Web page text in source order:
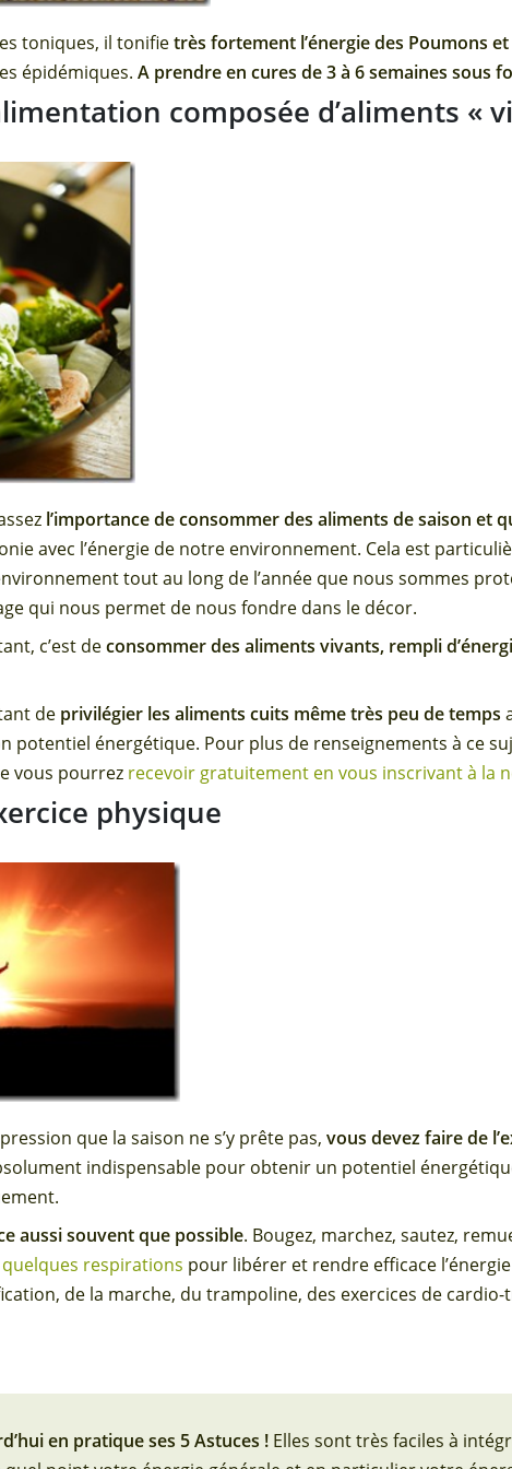
toniques, il tonifietrès fortement l’énergie des Poumons et
épidémiques.A prendre en cures de 3 à 6 semaines sous
composée d’aliments «
l’importance de consommer des aliments de saison et
avec l’énergie de notre environnement. Cela est
tout au long de l’année que nous sommes
qui nous permet de nous fondre dans le décor.
c’est deconsommer des aliments vivants, rempli
de privilégier les aliments cuits même très peu de temps
potentiel énergétique. Pour plus de renseignements à ce
vous pourrez recevoir gratuitement en vous inscrivant à la
physique
que la saison ne s’y prête pas,vous devez faire de
indispensable pour obtenir un potentiel
aussi souvent que possible. Bougez, marchez, sautez,
quelques respirations pour libérer et rendre efficace
de la marche, du trampoline, des exercices de
en pratique ses 5 Astuces ! Elles sont très faciles à